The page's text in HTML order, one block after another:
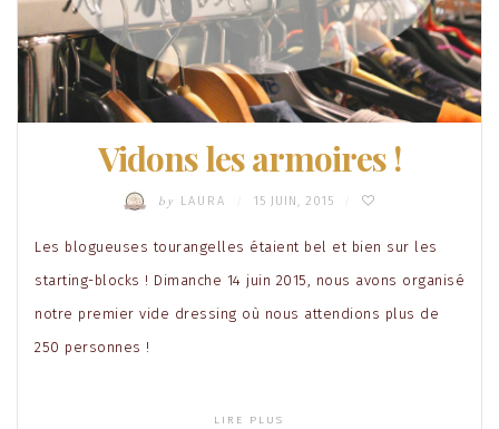
Vidons les armoires !
by LAURA 15 JUIN, 2015
Les blogueuses tourangelles étaient bel et bien sur les
starting-blocks ! Dimanche 14 juin 2015, nous avons organisé
notre premier vide dressing où nous attendions plus de
250 personnes !
LIRE PLUS